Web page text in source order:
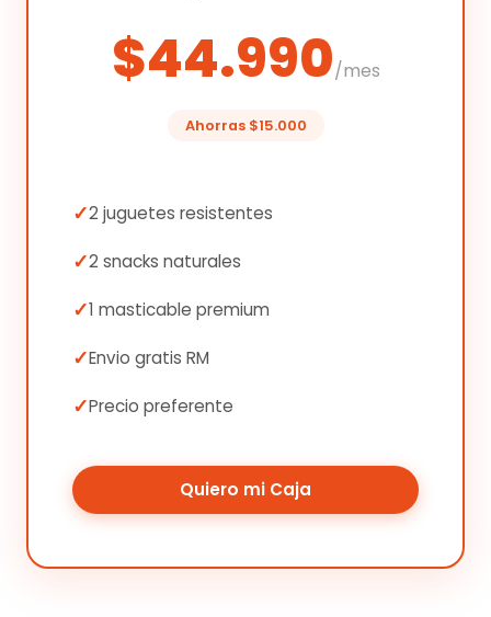
$44.990/mes
Ahorras $15.000
2 juguetes resistentes
2 snacks naturales
1 masticable premium
Envio gratis RM
Precio preferente
Quiero mi Caja